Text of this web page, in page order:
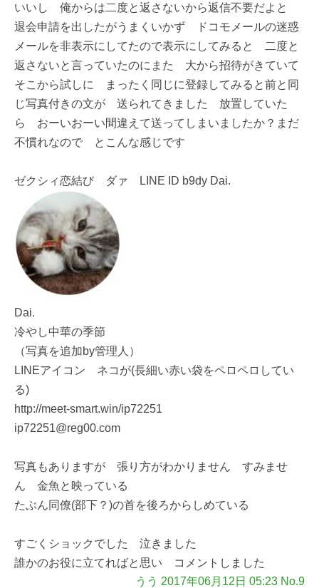
いいし 俺からは二度と返さないから返信不要だよと
退会申請を出したがうまくいかず ドコモメールの迷惑
メールを非表示にしてたので表示にしてみると 二度と
返さないと言っていたのにまた 大から招待がきていて
そこから試しに まったく同じに登録してみると前と同
じ写真付きの文が 送られてきました 放置していた
ら おーいおーい間違えて送ってしまいましたか？まだ
不慣れなので とこんな感じです
ゼクシィ恋結び ダァ LINE ID b9dy Dai.
Dai.
冷やし中華の季節
（写真を追加by管理人）
LINEアイコン ネコが(長細い赤い袋をペロペロしてい
る)
http://meet-smart.win/ip72251
ip72251@reg00.com
写真もありますが 張り方がわかりません すみませ
ん 金魚と映っている
たぶん同僚(部下？)の首を後ろからしめている
すごくショックでした 泣きました
誰かのお役に立てればと思い コメントしました
うう 2017年06月12日 05:23 No.9